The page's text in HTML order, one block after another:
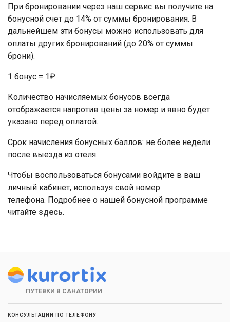
При бронировании через наш сервис вы получите на
бонусной счет до 14% от суммы бронирования. В
дальнейшем эти бонусы можно использовать для
оплаты других бронирований (до 20% от суммы
брони).
1 бонус = 1₽
Количество начисляемых бонусов всегда
отображается напротив цены за номер и явно будет
указано перед оплатой.
Срок начисления бонусных баллов: не более недели
после выезда из отеля.
Чтобы воспользоваться бонусами войдите в ваш
личный кабинет, используя свой номер
телефона. Подробнее о нашей бонусной программе
читайте здесь.
ПУТЕВКИ В САНАТОРИИ
КОНСУЛЬТАЦИИ ПО ТЕЛЕФОНУ